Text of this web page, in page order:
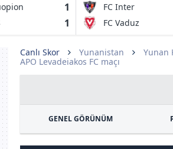
1
1948
1
FC Inter
Turku
FC Vaduz
Canlı Skor Yunanistan Yunan
APO Levadeiakos FC maçı
GENEL GÖRÜNÜM